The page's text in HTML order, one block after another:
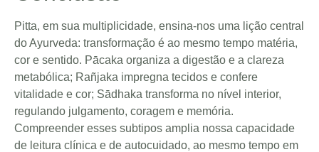
Pitta, em sua multiplicidade, ensina-nos uma lição central
do Ayurveda: transformação é ao mesmo tempo matéria,
cor e sentido. Pācaka organiza a digestão e a clareza
metabólica; Rañjaka impregna tecidos e confere
vitalidade e cor; Sādhaka transforma no nível interior,
regulando julgamento, coragem e memória.
Compreender esses subtipos amplia nossa capacidade
de leitura clínica e de autocuidado, ao mesmo tempo em